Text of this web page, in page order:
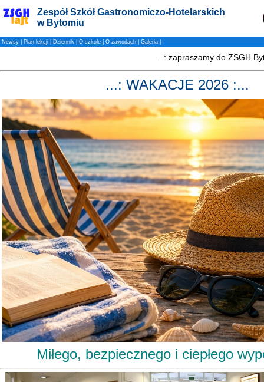
Zespół Szkół Gastronomiczo-Hotelarskich
w Bytomiu
Newsy Plan lekcji Dziennik O szkole O zawodach Galeria
...: WAKACJE 2026 :...
Miłego, bezpiecznego i ciepłego